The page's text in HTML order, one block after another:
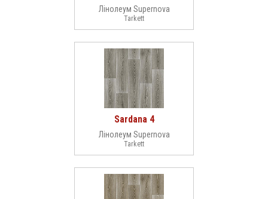
Лінолеум Supernova
Tarkett
Sardana 4
Лінолеум Supernova
Tarkett